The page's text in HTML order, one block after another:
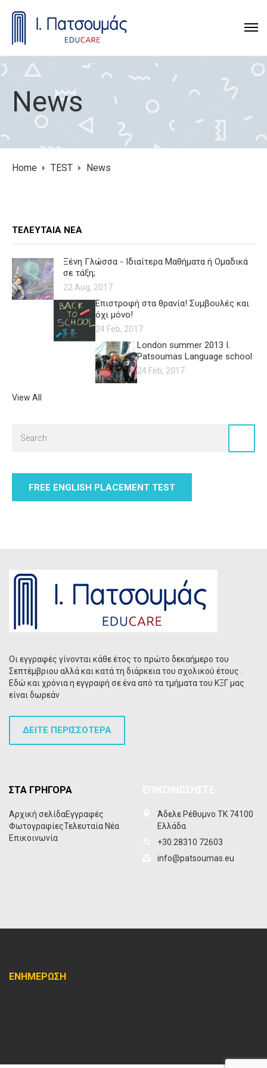
News
Home TEST News
ΤΕΛΕΥΤΑΊΑ ΝΈΑ
Ξένη Γλώσσα - Ιδιαίτερα Μαθήματα ή Ομαδικά
σε τάξη;
22 Aug, 2017
Επιστροφή στα θρανία! Συμβουλές και
όχι μόνο!
24 Feb, 2017
London summer 2013 I.
Patsoumas Language school
24 Feb, 2017
View All
FREE ENGLISH PLACEMENT TEST
Οι εγγραφές γίνονται κάθε έτος το πρώτο δεκαήμερο του
Σεπτέμβριου αλλά και κατά τη διάρκεια του σχολικού έτους .
Εδώ και χρόνια η εγγραφή σε ένα από τα τμήματα του ΚΞΓ μας
είναι δωρεάν
ΔΕΙΤΕ ΠΕΡΙΣΣΟΤΕΡΑ
ΣΤΑ ΓΡΗΓΟΡΑ
Αρχική σελίδαΕγγραφές
ΦωτογραφίεςΤελευταία Νέα
Επικοινωνία
Άδελε Ρέθυμνο ΤΚ 74100
Ελλάδα
+30.28310 72603
info@patsoumas.eu
ΕΝΗΜΕΡΩΣΗ